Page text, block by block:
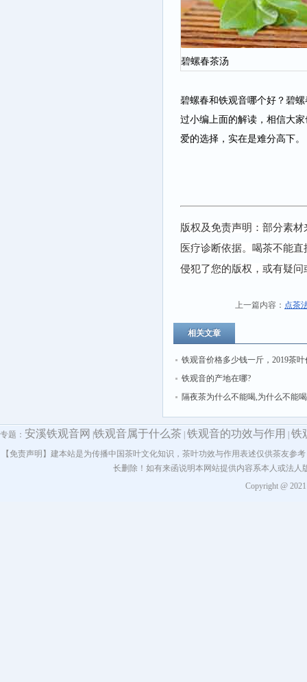
碧螺春茶汤
碧螺春和铁观音哪个好？碧
过小编上面的解读，相信大
爱的选择，实在是难分高下。
版权及免责声明：部分素
医疗诊断依据。喝茶不能
侵犯了您的版权，或有疑
上一篇内容： 点茶
相关文章
铁观音价格多少钱一斤，2019茶
览表
铁观音的产地在哪?
隔夜茶为什么不能喝,为什么不能
茶
专题： 安溪铁观音网 铁观音属于什么茶 铁观音的功效与作用 铁
【免责声明】建本站是为传播中国茶叶文化知识，茶叶功效与作用表述仅供茶友
长删除！如有来函说明本网站提供内容系本人或法
Copyright @